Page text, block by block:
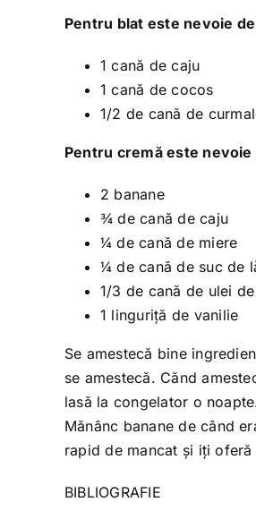
Pentru blat este nevoie
1 cană de caju
1 cană de cocos
1/2 de cană de
Pentru cremă este nevoie
2 banane
¾ de cană de caju
¼ de cană de miere
¼ de cană de suc de
1/3 de cană de ulei
1 linguriță de vanilie
Se amestecă bine
se amestecă. Cănd
lasă la congelator o
Mănânc banane de când
rapid de mancat şi iți
BIBLIOGRAFIE